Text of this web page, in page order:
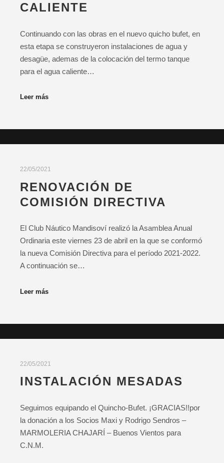
CALIENTE
Continuando con las obras en el nuevo quicho bufet, en
esta etapa se construyeron instalaciones de agua y
desagüe, ademas de la colocación del termo tanque
para el agua caliente…
Leer más
22/05/2021
RENOVACIÓN DE
COMISIÓN DIRECTIVA
El Club Náutico Mandisoví realizó la Asamblea Anual
Ordinaria este viernes 23 de abril en la que se conformó
la nueva Comisión Directiva para el período 2021-2022.
A continuación se…
Leer más
22/05/2021
INSTALACIÓN MESADAS
Seguimos equipando el Quincho-Bufet. ¡GRACIAS!!por
la donación a los Socios Maxi y Rodrigo Sendros –
MARMOLERIA CHAJARÍ – Buenos Vientos para
C.N.M.